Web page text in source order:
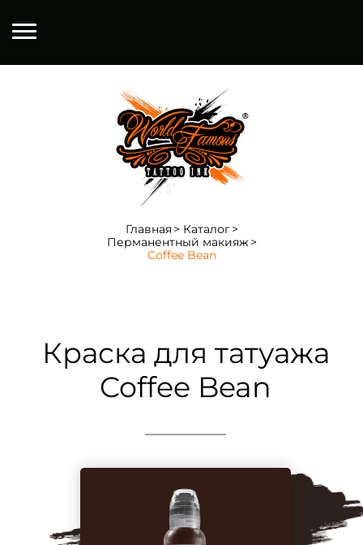
Главная
Каталог
Перманентный макияж
Coffee Bean
Краска для татуажа
Coffee Bean